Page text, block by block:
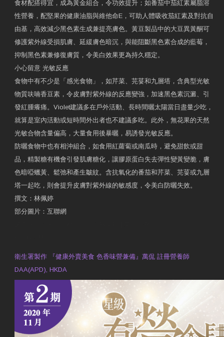
食材配搭得宜，成為黃金組合，令功效提升；如番茄中茄紅素屬脂溶
性營養，配堅果的健康油脂與維他命E，可助人體吸收茄紅素及對抗自
由基，高效減少黑色素生成兼提亮膚色。黃豆製品中的大豆異黃酮可
修護紫外線受損肌膚、延緩膚色暗沉，與能阻斷黑色素合成的藍莓，
抑制黑色素兼修復膚質，令美白效果更為持久穩定。
小心留意 光敏反應
食物中有不少是「感光食物」，如芹菜、芫荽和九層塔，含典型光敏
物質呋喃香豆素，令皮膚對紫外線的反應變強，加速黑色素沉澱、引
發紅腫癢痛。Violet建議多在戶外活動、長時間曬太陽當日盡量少吃，
就算是室內活動或短時間外出者也不建議多吃。此外，無花果的天然
光敏合物含量偏高，大量食用後暴曬，易誘發光敏反應。
防曬食物中也有相沖組合，如食用紅蘿蔔或南瓜時，避免甜飲或甜
品，精製糖有機會引發肌膚糖化，讓膠原蛋白失去彈性變黃變脆，膚
色暗啞蠟黃、鬆弛和產生皺紋。含抗氧化的番茄和芹菜、芫荽或九層
塔一起吃，則會提升皮膚對紫外線的敏感度，令美白防曬失效。
撰文：林佩婷
部分圖片：互聯網
衛生署製作 『健康外賣美食 色香味營兼備』萬侃 註冊營養師
DAA(APD), HKDA